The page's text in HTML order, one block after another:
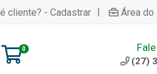
cliente? - Cadastrar | Área do
0
(27)